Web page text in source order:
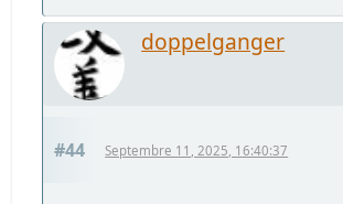
doppelganger
#44 Septembre 11, 2025, 16:40:37